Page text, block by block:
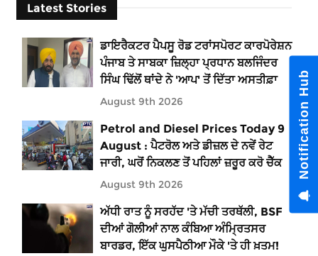
Latest Stories
ਡਾਇਰੈਕਟਰ ਪੈਪਸੂ ਰੋਡ ਟਰਾਂਸਪੋਰਟ ਕਾਰਪੋਰੇਸ਼ਨ
ਪੰਜਾਬ ਤੇ ਸਾਬਕਾ ਜ਼ਿਲ੍ਹਾ ਪ੍ਰਧਾਨ ਬਲਜਿੰਦਰ
ਸਿੰਘ ਢਿੱਲੋਂ ਥਾਂਦੇ ਨੇ 'ਆਪ' ਤੋਂ ਦਿੱਤਾ ਅਸਤੀਫ਼ਾ
August 9th 2026
Petrol and Diesel Prices Today 9
August : ਪੈਟਰੋਲ ਅਤੇ ਡੀਜ਼ਲ ਦੇ ਨਵੇਂ ਰੇਟ
ਜਾਰੀ, ਘਰੋਂ ਨਿਕਲਣ ਤੋਂ ਪਹਿਲਾਂ ਜ਼ਰੂਰ ਕਰੋ ਚੈੱਕ
August 9th 2026
ਅੱਧੀ ਰਾਤ ਨੂੰ ਸਰਹੱਦ 'ਤੇ ਮੱਚੀ ਤਰਥੱਲੀ, BSF
ਦੀਆਂ ਗੋਲੀਆਂ ਨਾਲ ਕੰਬਿਆ ਅੰਮ੍ਰਿਤਸਰ
ਬਾਰਡਰ, ਇੱਕ ਘੁਸਪੈਠੀਆ ਮੌਕੇ 'ਤੇ ਹੀ ਖ਼ਤਮ!
Notification Hub